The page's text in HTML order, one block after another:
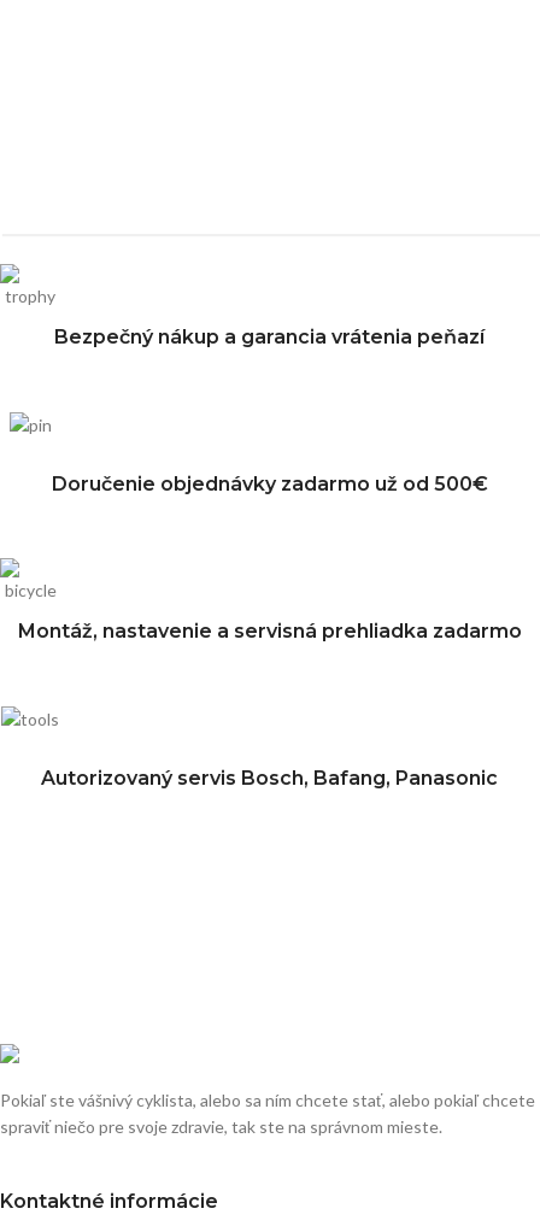
Autorizovaný servis Bosch, Bafang, Panasonic
Montáž, nastavenie a servisná prehliadka zadarmo
Doručenie objednávky zadarmo už od 500€
Bezpečný nákup a garancia vrátenia peňazí
Pokiaľ ste vášnivý cyklista, alebo sa ním chcete stať, alebo pokiaľ chcete
spraviť niečo pre svoje zdravie, tak ste na správnom mieste.
Kontaktné informácie